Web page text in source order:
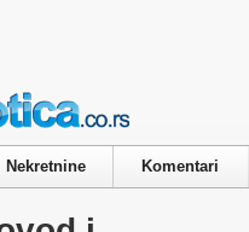
Nekretnine Komentari
Policy